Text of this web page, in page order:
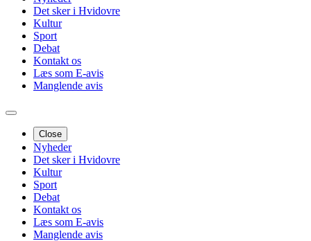
Det sker i Hvidovre
Kultur
Sport
Debat
Kontakt os
Læs som E-avis
Manglende avis
Close
Nyheder
Det sker i Hvidovre
Kultur
Sport
Debat
Kontakt os
Læs som E-avis
Manglende avis